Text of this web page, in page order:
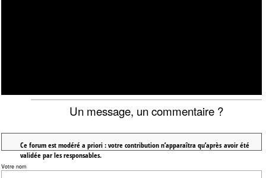
Un message, un commentaire ?
Ce forum est modéré a priori : votre contribution n’apparaîtra qu’après avoir été
validée par les responsables.
Votre nom